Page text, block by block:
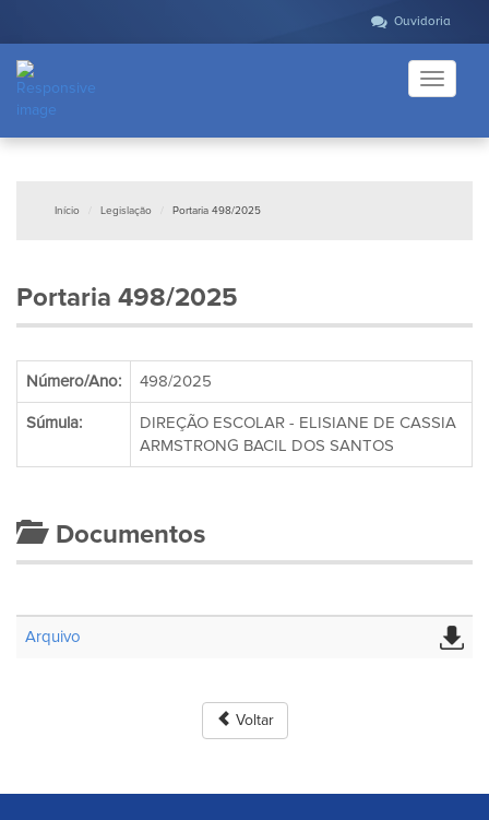
Ouvidoria
Toggle
Início Legislação Portaria 498/2025
Portaria 498/2025
Número/Ano: 498/2025
Súmula:
DIREÇÃO ESCOLAR - ELISIANE DE CASSIA
ARMSTRONG BACIL DOS SANTOS
Documentos
Arquivo
Voltar